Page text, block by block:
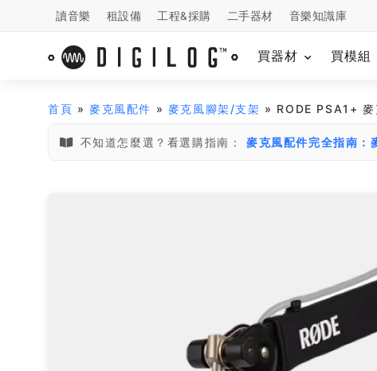
讀音樂 租設備 工程&採購 二手器材 音樂知識庫
買器材 買模組
首頁 »麥克風配件 » 麥克風腳架/支架 » RODE PSA1+
不知道怎麼選？看選購指南： 麥克風配件完全指南：